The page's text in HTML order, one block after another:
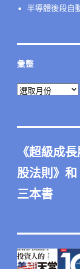
半導體後段⾃
彙整
彙
《超級成長
股法則 》
三本書